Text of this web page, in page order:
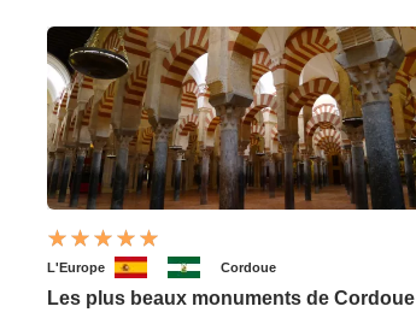
L'Europe Cordoue
Les plus beaux monuments de Cordoue